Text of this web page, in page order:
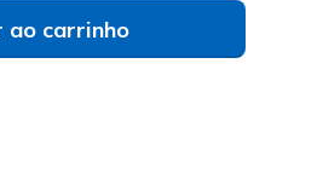
ao carrinho